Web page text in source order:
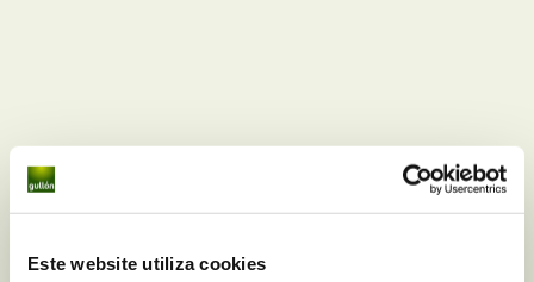
Este website utiliza cookies